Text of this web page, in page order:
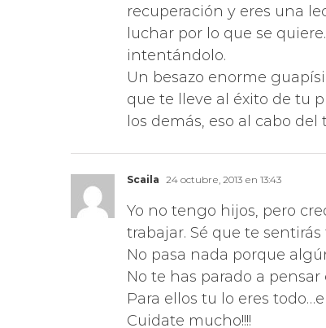
recuperación y eres una
luchar por lo que se
intentándolo.
Un besazo enorme
que te lleve al éxito de tu
los demás, eso al cabo
Scaila 24 octubre, 2013 en 13:43
Yo no tengo hijos, pero
trabajar. Sé que te
No pasa nada porque
No te has parado a
Para ellos tu lo eres
Cuidate mucho!!!!